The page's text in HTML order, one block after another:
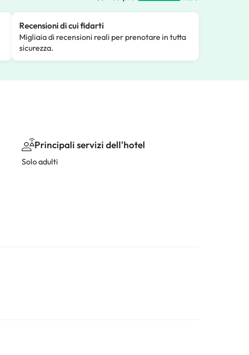
Recensioni di cui fidarti
Migliaia di recensioni reali per prenotare in tutta
sicurezza.
Principali servizi dell'hotel
Solo adulti